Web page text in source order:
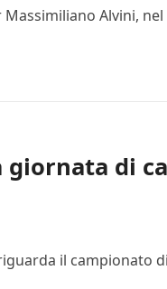
Alvini,
giornata di
il campionato di